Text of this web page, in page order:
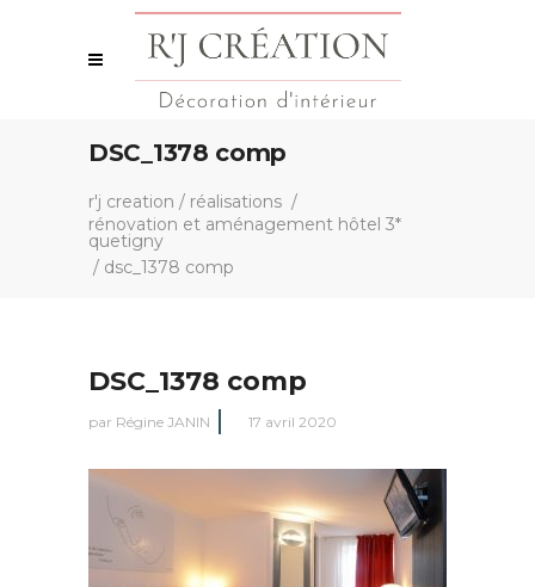
DSC_1378 comp
r'j creation / réalisations /
rénovation et aménagement hôtel 3*
quetigny
/ dsc_1378 comp
DSC_1378 comp
par Régine JANIN 17 avril 2020